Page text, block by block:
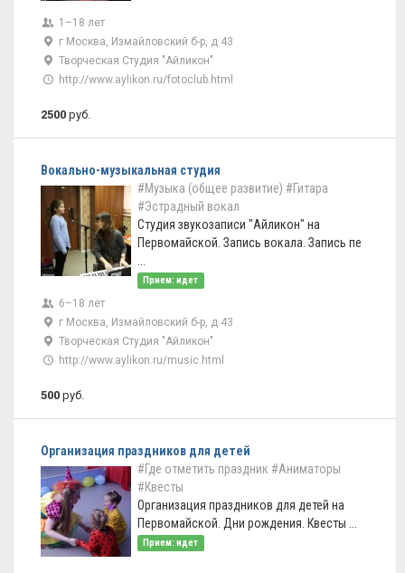
1–18 лет
г Москва, Измайловский б-р, д 43
Творческая Студия "Айликон"
http://www.aylikon.ru/fotoclub.html
2500 руб.
Вокально-музыкальная студия
#Музыка (общее развитие) #Гитара
#Эстрадный вокал
Студия звукозаписи "Айликон" на
Первомайской. Запись вокала. Запись пе
Прием: идет
6–18 лет
г Москва, Измайловский б-р, д 43
Творческая Студия "Айликон"
http://www.aylikon.ru/music.html
500 руб.
Организация праздников для детей
#Где отметить праздник #Аниматоры
#Квесты
Организация праздников для детей на
Первомайской. Дни рождения. Квесты ...
Прием: идет